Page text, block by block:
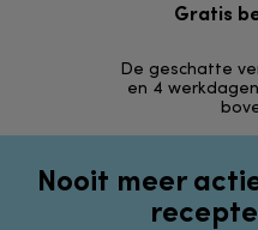
Gratis
De geschatte
en 4
Nooit meer